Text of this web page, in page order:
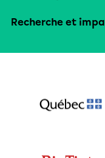
Recherche et